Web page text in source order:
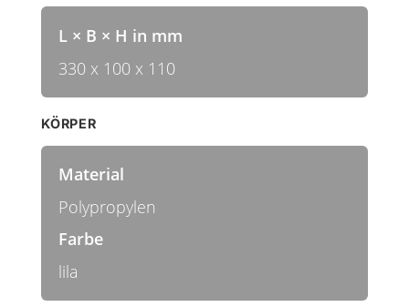
L × B × H in mm
330 x 100 x 110
KÖRPER
Material
Polypropylen
Farbe
lila